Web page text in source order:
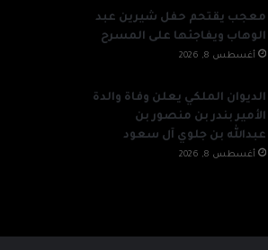
معجب يقتحم حفل شيرين عبد
الوهاب ويفاجئها على المسرح
أغسطس 8, 2026
الديوان الملكي يعلن وفاة والدة
الأمير بندر بن منصور بن
عبدالله بن جلوي آل سعود
أغسطس 8, 2026